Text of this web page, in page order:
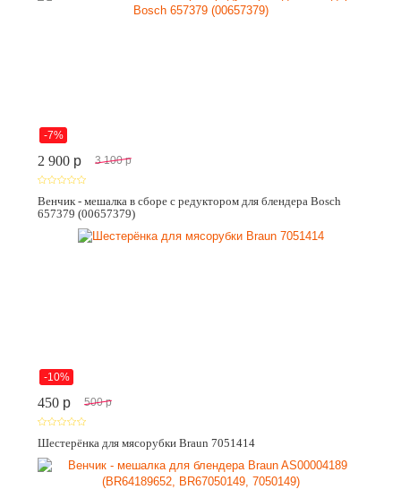
-7%
2 900 p 3 100 p
Венчик - мешалка в сборе с редуктором для блендера Bosch
657379 (00657379)
-10%
450 p 500 p
Шестерёнка для мясорубки Braun 7051414